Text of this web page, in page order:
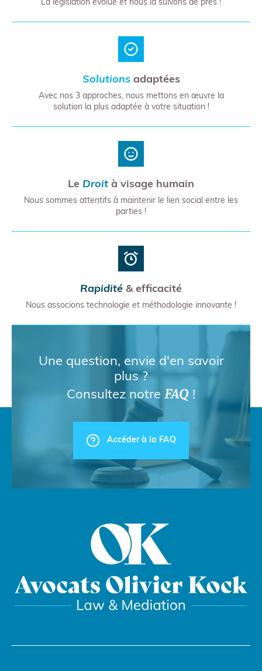
La législation évolue et nous la suivons de près !
Solutionsadaptées
Avec nos 3 approches, nous mettons en œuvre la
solution la plus adaptée à votre situation !
Le Droit à visage humain
Nous sommes attentifs à maintenir le lien social entre les
parties !
Rapidité & efficacité
Nous associons technologie et méthodologie innovante !
Une question, envie d'en savoir
plus ?
Consultez notre FAQ !
Accéder à la FAQ